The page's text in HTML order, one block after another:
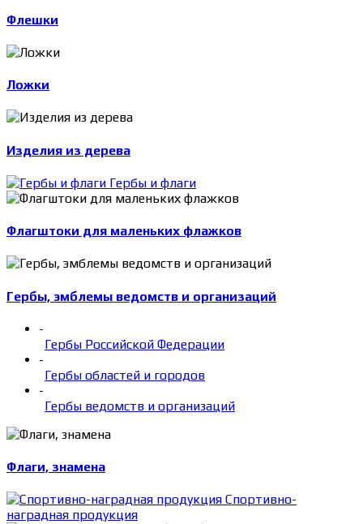
Флешки
Ложки
Изделия из дерева
Гербы и флаги
Флагштоки для маленьких флажков
Гербы, эмблемы ведомств и организаций
-
Гербы Российской Федерации
-
Гербы областей и городов
-
Гербы ведомств и организаций
Флаги, знамена
Спортивно-
наградная продукция